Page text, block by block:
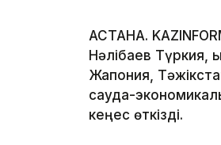
АСТАНА.
Нәлібаев Түркия,
Жапония,
сауда-
кеңес өткізді.